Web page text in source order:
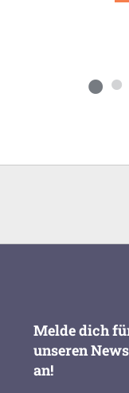
Melde dich
unseren
an!